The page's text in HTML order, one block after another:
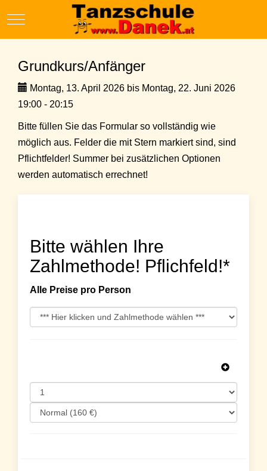
Mobile Menu Toggle
Grundkurs/Anfänger
Montag, 13. April 2026 bis Montag, 22. Juni 2026
19:00 - 20:15
Bitte füllen Sie das Formular so vollständig wie
möglich aus. Felder die mit Stern markiert sind, sind
Pflichtfelder! Summer bei zusätzlichen Optionen
werden automatisch errechnet!
Bitte wählen Ihre
Zahlmethode! Pflichfeld!*
Alle Preise pro Person